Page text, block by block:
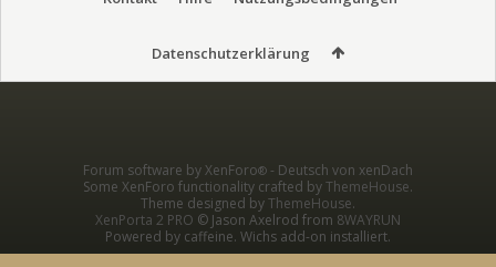
Datenschutzerklärung
Forum software by XenForo® - Deutsch von xenDach
Some XenForo functionality crafted byThemeHouse.
Theme designed byThemeHouse.
XenPorta 2 PRO © Jason Axelrod from 8WAYRUN
Powered by caffeine. Wichs add-on installiert.